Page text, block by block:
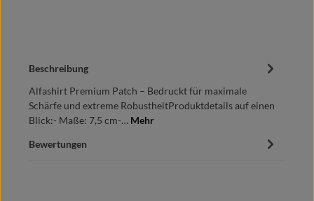
Beschreibung
Alfashirt Premium Patch – Bedruckt für maximale
Schärfe und extreme RobustheitProduktdetails auf einen
Blick:- Maße: 7,5 cm-… Mehr
Bewertungen